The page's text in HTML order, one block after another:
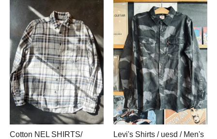
Cotton NEL SHIRTS/
Levi's Shirts / uesd / Men's